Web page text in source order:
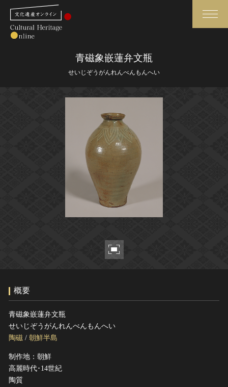
さらに詳細検索
世界遺産と無形文化遺産
全国の美術館・博物館
媒体資料・関連記事等
博物館、美術館の皆さまへ
文化庁よりご挨拶
今月のみどころ
お知らせ一覧
このサイトについて
サイトのご意見はこちら
文化遺産データベース
青磁象嵌蓮弁文瓶
せいじぞうがんれんべんもんへい
概要
青磁象嵌蓮弁文瓶
せいじぞうがんれんべんもんへい
陶磁 / 朝鮮半島
制作地：朝鮮
高麗時代･14世紀
陶質